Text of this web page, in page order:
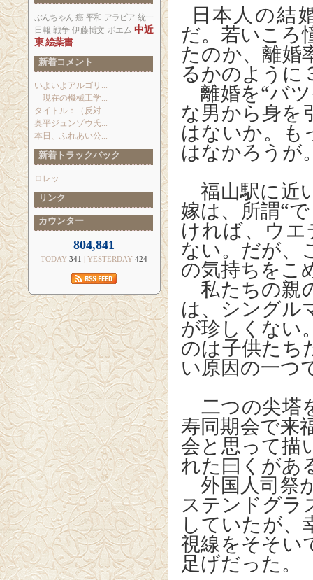
日本人の結
だ。若いころ
たのか、離婚
るかのように
離婚を“バツ
な男から身を
はないか。も
はなかろうが
福山駅に近
嫁は、所謂“
ければ、ウ
ない。だが、
の気持ちをこ
私たちの親
は、シングル
が珍しくない
のは子供たち
い原因の一つ
二つの尖塔
寿同期会で来
会と思って描
れた曰くがあ
外国人司祭
ステンドグラ
していたが、
視線をそそい
足げだった。
ぶんちゃん 癌 平和 アラビア 統一
日報 戦争 伊藤博文 ポエム 中近
東 絵葉書
新着コメント
いよいよアルゴリ...
現在の機械工学...
タイトル：（反対...
奥平ジュンゾウ氏...
本日、ふれあい公...
新着トラックバック
ロレッ...
リンク
カウンター
804,841
TODAY 341 | YESTERDAY 424